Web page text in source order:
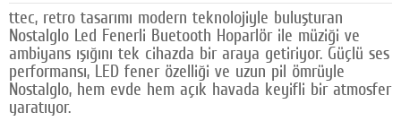
Künye
SOSYAL MEDYA
Facebook
Twitter
ttec, retro tasarımı modern teknolojiyle buluşturan
Nostalglo Led Fenerli Buetooth Hoparlör ile müziği ve
ambiyans ışığını tek cihazda bir araya getiriyor. Güçlü ses
performansı, LED fener özelliği ve uzun pil ömrüyle
Nostalglo, hem evde hem açık havada keyifli bir atmosfer
yaratıyor.